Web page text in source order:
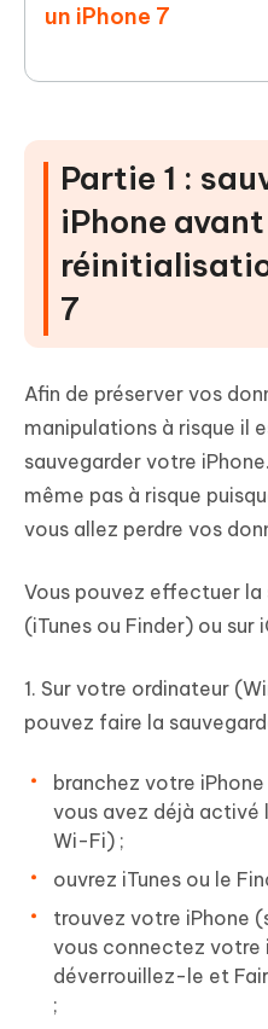
un iPhone 7
Partie 1 :
iPhone
7
Afin de préserver vos
manipulations à risque il
sauvegarder votre
même pas à risque
vous allez perdre vos
Vous pouvez effectuer la
(iTunes ou Finder) ou sur
1. Sur votre ordinateur
pouvez faire la
branchez votre
vous avez déjà activé
Wi-Fi) ;
ouvrez iTunes ou le
trouvez votre iPhone
vous connectez votre
déverrouillez-le et
;